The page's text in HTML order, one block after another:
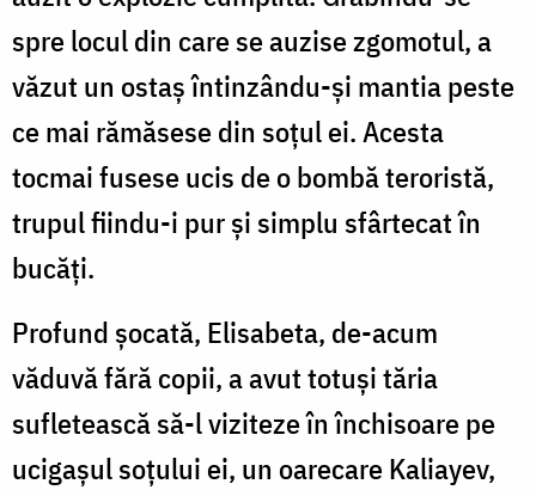
spre locul din care se auzise zgomotul, a
văzut un ostaș întinzându-și mantia peste
ce mai rămăsese din soțul ei. Acesta
tocmai fusese ucis de o bombă teroristă,
trupul fiindu-i pur și simplu sfârtecat în
bucăți.
Profund șocată, Elisabeta, de-acum
văduvă fără copii, a avut totuși tăria
sufletească să-l viziteze în închisoare pe
ucigașul soțului ei, un oarecare Kaliayev,